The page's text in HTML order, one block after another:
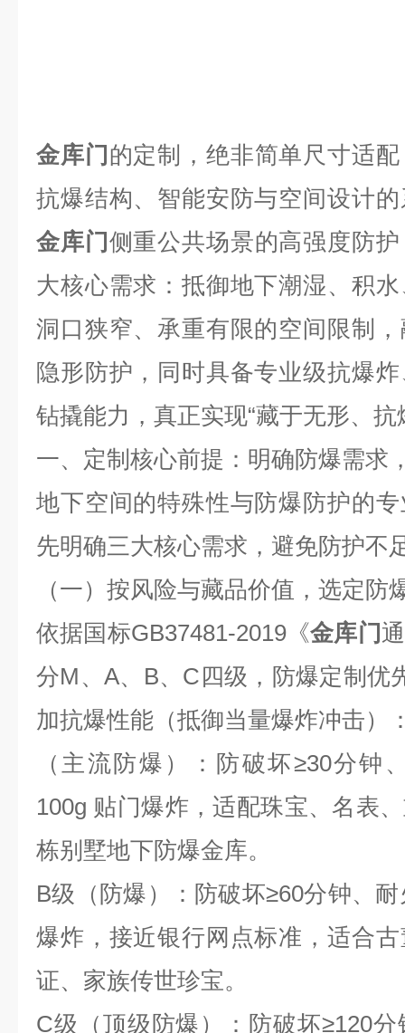
金库门 的定制，绝非简单尺寸适
抗爆结构、智能安防与空间设计
金库门 侧重公共场景的高强度防
大核心需求：抵御地下潮湿、积
洞口狭窄、承重有限的空间限制
隐形防护，同时具备专业级抗爆
钻撬能力，真正实现“藏于无形、
一、定制核心前提：明确防爆需求
地下空间的特殊性与防爆防护的
先明确三大核心需求，避免防护不
（一）按风险与藏品价值，选定防
依据国标GB37481-2019《金库门
分M 、A、 B、 C四级，防爆定制优
加抗爆性能（抵御当量爆炸冲击）
（主流防爆）：防破坏≥30分钟
100g 贴门爆炸，适配珠宝、名表
栋别墅地下防爆金库。
B级（防爆）：防破坏≥60分钟、耐
爆炸，接近银行网点标准，适合
证、家族传世珍宝。
C级（顶级防爆）：防破坏≥120分